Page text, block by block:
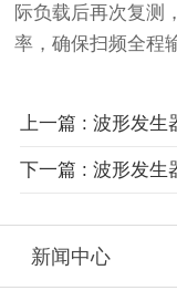
际负载后再次复测
率，确保扫频全程
上一篇 : 波形发生
下一篇 : 波形发生
新闻中心